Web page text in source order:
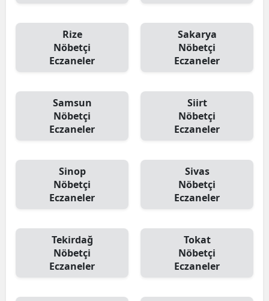
Rize
Nöbetçi
Eczaneler
Sakarya
Nöbetçi
Eczaneler
Samsun
Nöbetçi
Eczaneler
Siirt
Nöbetçi
Eczaneler
Sinop
Nöbetçi
Eczaneler
Sivas
Nöbetçi
Eczaneler
Tekirdağ
Nöbetçi
Eczaneler
Tokat
Nöbetçi
Eczaneler